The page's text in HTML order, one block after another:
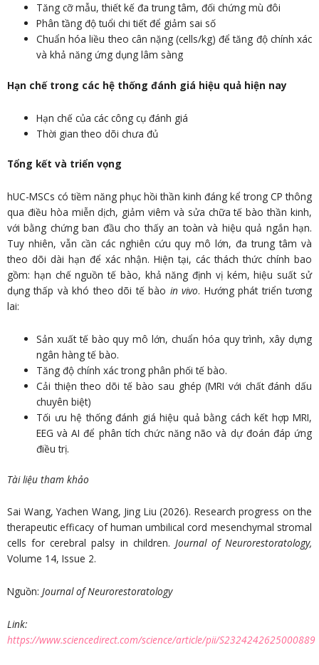
Tăng cỡ mẫu, thiết kế đa trung tâm, đối chứng mù đôi
Phân tầng độ tuổi chi tiết để giảm sai số
Chuẩn hóa liều theo cân nặng (cells/kg) để tăng độ chính xác
và khả năng ứng dụng lâm sàng
Hạn chế trong các hệ thống đánh giá hiệu quả hiện nay
Hạn chế của các công cụ đánh giá
Thời gian theo dõi chưa đủ
Tổng kết và triển vọng
hUC-MSCs có tiềm năng phục hồi thần kinh đáng kể trong CP thông
qua điều hòa miễn dịch, giảm viêm và sửa chữa tế bào thần kinh,
với bằng chứng ban đầu cho thấy an toàn và hiệu quả ngắn hạn.
Tuy nhiên, vẫn cần các nghiên cứu quy mô lớn, đa trung tâm và
theo dõi dài hạn để xác nhận. Hiện tại, các thách thức chính bao
gồm: hạn chế nguồn tế bào, khả năng định vị kém, hiệu suất sử
dụng thấp và khó theo dõi tế bào in vivo. Hướng phát triển tương
lai:
Sản xuất tế bào quy mô lớn, chuẩn hóa quy trình, xây dựng
ngân hàng tế bào.
Tăng độ chính xác trong phân phối tế bào.
Cải thiện theo dõi tế bào sau ghép (MRI với chất đánh dấu
chuyên biệt)
Tối ưu hệ thống đánh giá hiệu quả bằng cách kết hợp MRI,
EEG và AI để phân tích chức năng não và dự đoán đáp ứng
điều trị.
Tài liệu tham khảo
Sai Wang, Yachen Wang, Jing Liu (2026). Research progress on the
therapeutic efficacy of human umbilical cord mesenchymal stromal
cells for cerebral palsy in children. Journal of Neurorestoratology,
Volume 14, Issue 2.
Nguồn: Journal of Neurorestoratology
Link:
https://www.sciencedirect.com/science/article/pii/S2324242625000889